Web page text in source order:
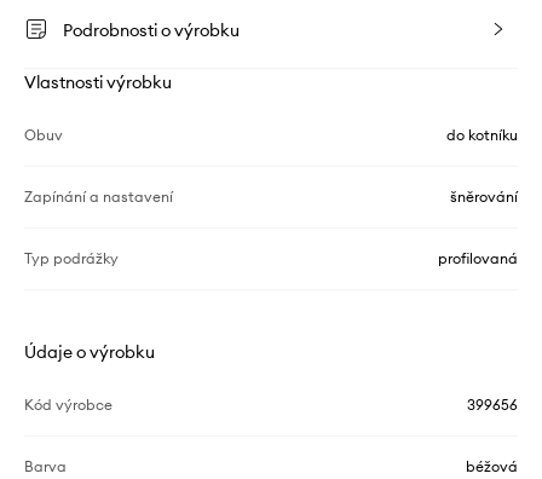
Podrobnosti o výrobku
Vlastnosti výrobku
Obuv do kotníku
Zapínání a nastavení šněrování
Typ podrážky profilovaná
Údaje o výrobku
Kód výrobce 399656
Barva béžová